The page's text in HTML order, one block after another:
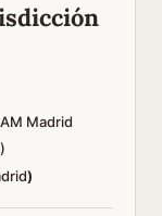
Madrid
)